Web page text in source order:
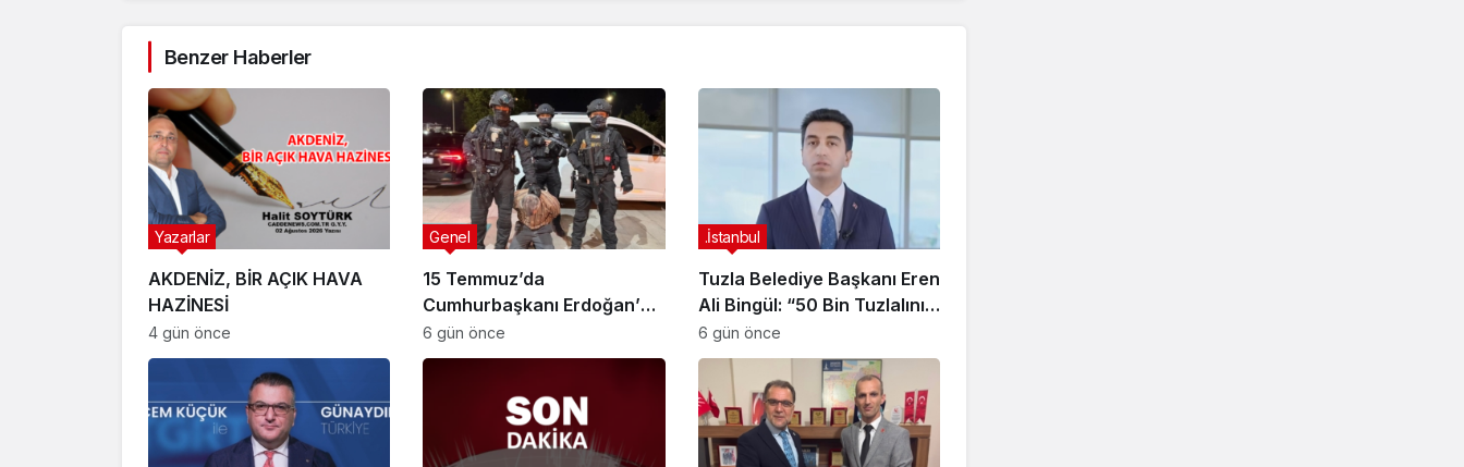
Benzer Haberler
AKDENİZ, BİR AÇIK HAVA
HAZİNESİ
Yazarlar
4 gün önce
15 Temmuz’da
Cumhurbaşkanı Erdoğan’a
Suikast Girişiminde Bulunan
FETÖ Firarisi B.K.
Yakalandı
Genel
6 gün önce
Tuzla Belediye Başkanı Eren
Ali Bingül: “50 Bin Tuzlalının
Evi Yıkılma Riskiyle Karşı
Karşıya”
.İstanbul
6 gün önce